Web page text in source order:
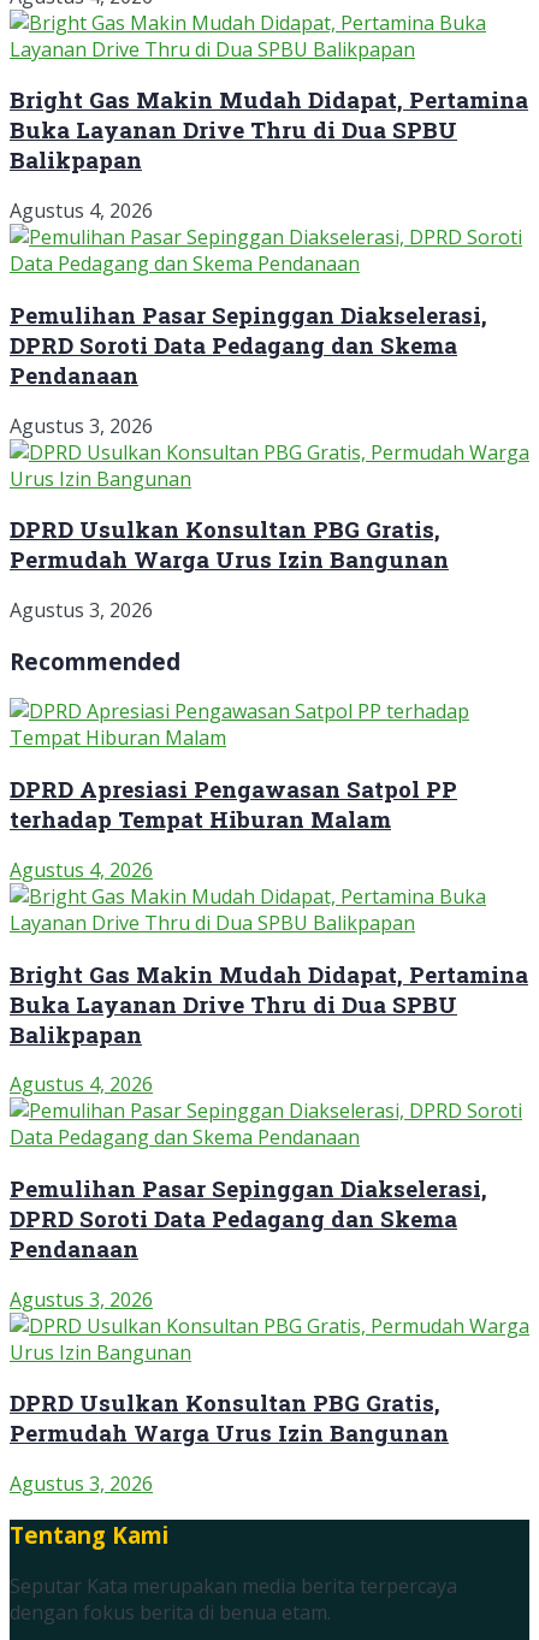
Bright Gas Makin Mudah Didapat, Pertamina
Buka Layanan Drive Thru di Dua SPBU
Balikpapan
Agustus 4, 2026
Pemulihan Pasar Sepinggan Diakselerasi,
DPRD Soroti Data Pedagang dan Skema
Pendanaan
Agustus 3, 2026
DPRD Usulkan Konsultan PBG Gratis,
Permudah Warga Urus Izin Bangunan
Agustus 3, 2026
Recommended
DPRD Apresiasi Pengawasan Satpol PP
terhadap Tempat Hiburan Malam
Agustus 4, 2026
Bright Gas Makin Mudah Didapat, Pertamina
Buka Layanan Drive Thru di Dua SPBU
Balikpapan
Agustus 4, 2026
Pemulihan Pasar Sepinggan Diakselerasi,
DPRD Soroti Data Pedagang dan Skema
Pendanaan
Agustus 3, 2026
DPRD Usulkan Konsultan PBG Gratis,
Permudah Warga Urus Izin Bangunan
Agustus 3, 2026
Tentang Kami
Seputar Kata merupakan media berita terpercaya
dengan fokus berita di benua etam.